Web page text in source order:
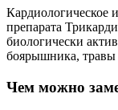
Кардиологическое
препарата
биологически
боярышника, травы
Чем можно